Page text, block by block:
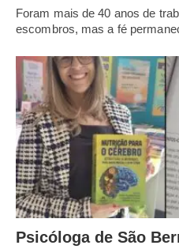
Foram mais de 40 anos de
escombros, mas a fé
Psicóloga de São